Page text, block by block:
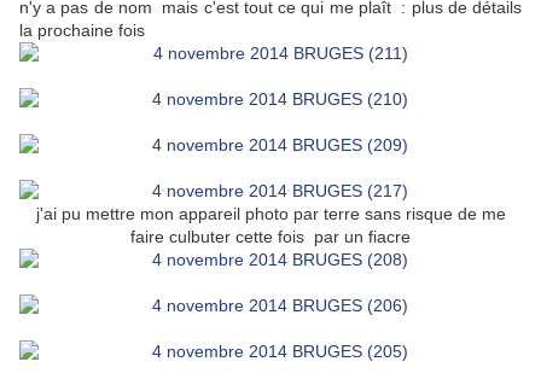
n'y a pas de nom mais c'est tout ce qui me plaît : plus de détails
la prochaine fois
j'ai pu mettre mon appareil photo par terre sans risque de me
faire culbuter cette fois par un fiacre